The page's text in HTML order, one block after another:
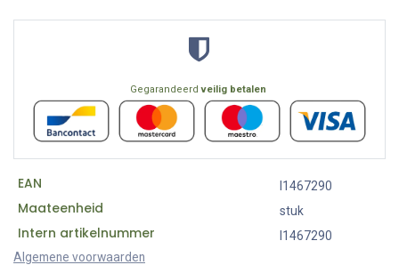
Gegarandeerdveilig betalen
EAN I1467290
Maateenheid stuk
Intern artikelnummer
I1467290
Algemene voorwaarden